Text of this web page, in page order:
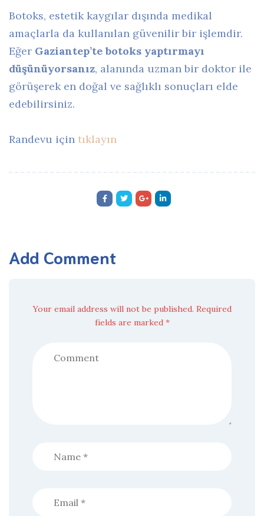
Botoks, estetik kaygılar dışında medikal
amaçlarla da kullanılan güvenilir bir işlemdir.
Eğer Gaziantep’te botoks yaptırmayı
düşünüyorsanız, alanında uzman bir doktor ile
görüşerek en doğal ve sağlıklı sonuçları elde
edebilirsiniz.
Randevu için tıklayın
Add Comment
Your email address will not be published. Required
fields are marked *